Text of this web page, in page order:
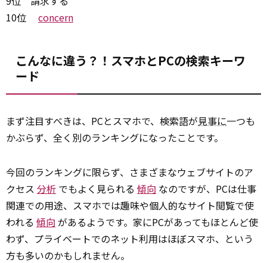
10位 concern
こんなに違う？！スマホとPCの検索キーワ
ード
まず注目すべきは、PCとスマホで、検索語が見事に一つも
かぶらず、全く別のランキングになったことです。
今回のランキングに限らず、さまざまなウェブサイトのア
クセス 分析 でもよく見られる 傾向 なのですが、PCは仕事
関連での用途、スマホでは趣味や個人的なサイト閲覧で使
われる 傾向 があるようです。家にPCがあってもほとんど使
わず、プライベートでのネット利用はほぼスマホ、という
方も多いのかもしれません。